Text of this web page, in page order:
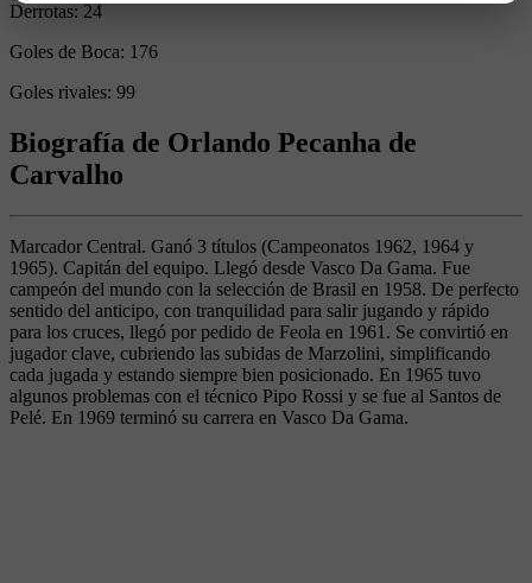
Derrotas: 24
Goles de Boca: 176
Goles rivales: 99
Biografía de Orlando Pecanha de
Carvalho
Marcador Central. Ganó 3 títulos (Campeonatos 1962, 1964 y
1965). Capitán del equipo. Llegó desde Vasco Da Gama. Fue
campeón del mundo con la selección de Brasil en 1958. De perfecto
sentido del anticipo, con tranquilidad para salir jugando y rápido
para los cruces, llegó por pedido de Feola en 1961. Se convirtió en
jugador clave, cubriendo las subidas de Marzolini, simplificando
cada jugada y estando siempre bien posicionado. En 1965 tuvo
algunos problemas con el técnico Pipo Rossi y se fue al Santos de
Pelé. En 1969 terminó su carrera en Vasco Da Gama.